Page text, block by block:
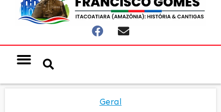
Geral